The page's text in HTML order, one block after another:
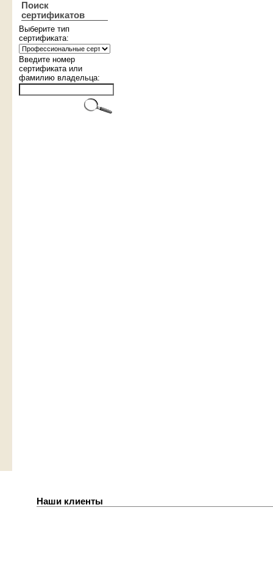
Поиск
сертификатов
Выберите тип
cертификата:
Введите номер
сертификата или
фамилию владельца:
Наши клиенты